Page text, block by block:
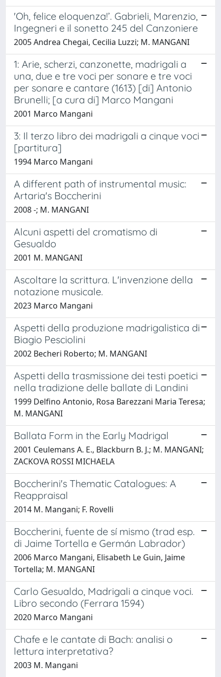
'Oh, felice eloquenza!’. Gabrieli, Marenzio,
Ingegneri e il sonetto 245 del Canzoniere
2005 Andrea Chegai, Cecilia Luzzi; M. MANGANI
1: Arie, scherzi, canzonette, madrigali a
una, due e tre voci per sonare e tre voci
per sonare e cantare (1613) [di] Antonio
Brunelli; [a cura di] Marco Mangani
2001 Marco Mangani
3: Il terzo libro dei madrigali a cinque voci
[partitura]
1994 Marco Mangani
A different path of instrumental music:
Artaria's Boccherini
2008 -; M. MANGANI
Alcuni aspetti del cromatismo di
Gesualdo
2001 M. MANGANI
Ascoltare la scrittura. L'invenzione della
notazione musicale.
2023 Marco Mangani
Aspetti della produzione madrigalistica di
Biagio Pesciolini
2002 Becheri Roberto; M. MANGANI
Aspetti della trasmissione dei testi poetici
nella tradizione delle ballate di Landini
1999 Delfino Antonio, Rosa Barezzani Maria Teresa;
M. MANGANI
Ballata Form in the Early Madrigal
2001 Ceulemans A. E., Blackburn B. J.; M. MANGANI;
ZACKOVA ROSSI MICHAELA
Boccherini's Thematic Catalogues: A
Reappraisal
2014 M. Mangani; F. Rovelli
Boccherini, fuente de sí mismo (trad esp.
di Jaime Tortella e Germán Labrador)
2006 Marco Mangani, Elisabeth Le Guin, Jaime
Tortella; M. MANGANI
Carlo Gesualdo, Madrigali a cinque voci.
Libro secondo (Ferrara 1594)
2020 Marco Mangani
Chafe e le cantate di Bach: analisi o
lettura interpretativa?
2003 M. Mangani